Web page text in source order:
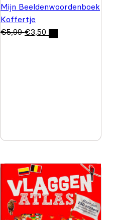
Mijn Beeldenwoordenboek
Koffertje
€5,99 €3,50